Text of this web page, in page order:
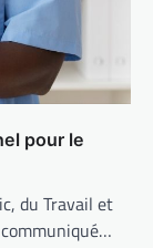
pour le
du Travail et